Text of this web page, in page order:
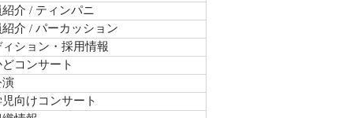
介 / ティンパニ
介 / パーカッション
ィション・採用情報
どコンサート
演
向けコンサート